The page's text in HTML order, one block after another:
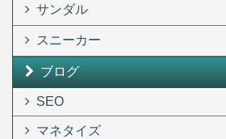
サンダル
スニーカー
ブログ
SEO
マネタイズ